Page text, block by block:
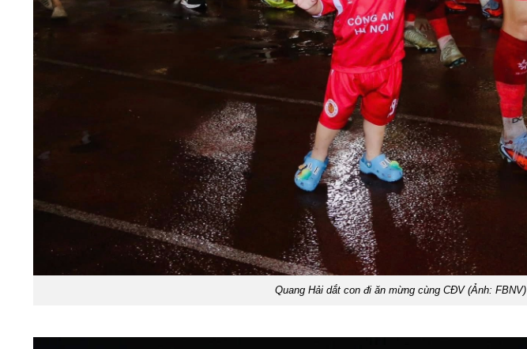
Quang Hải dắt con đi ăn mừng cùng CĐV (Ảnh: FBNV)